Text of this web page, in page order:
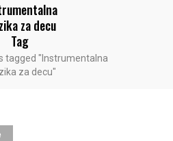
za decu
Tag
tagged "Instrumentalna
za decu"